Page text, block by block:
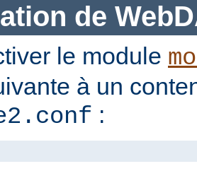
de
le module
à un
: